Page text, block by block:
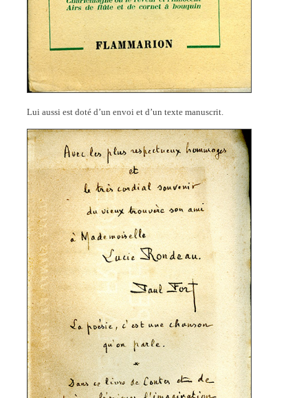
Lui aussi est doté d’un envoi et d’un texte manuscrit.